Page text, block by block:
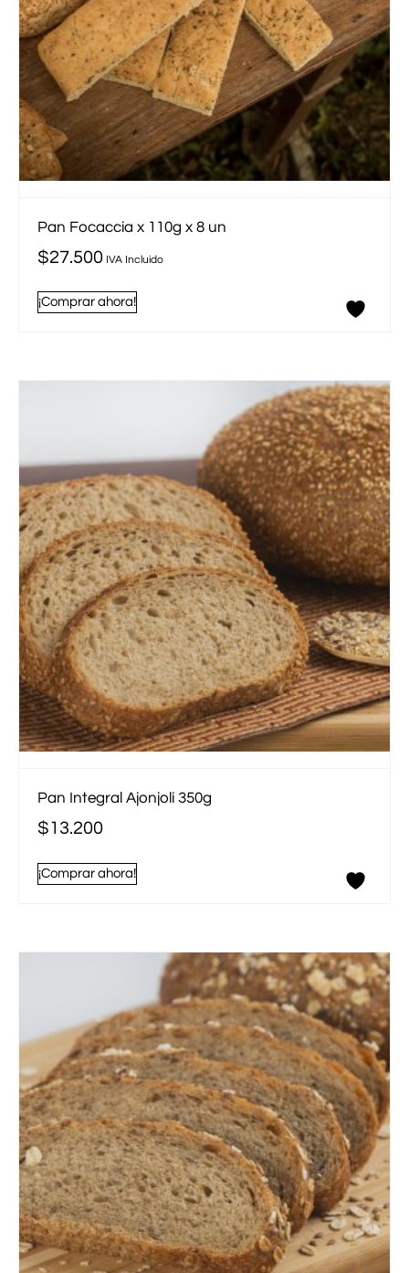
Pan Focaccia x 110g x 8 un
$27.500 IVA Incluido
¡Comprar ahora!
Pan Integral Ajonjolí 350g
$13.200
¡Comprar ahora!